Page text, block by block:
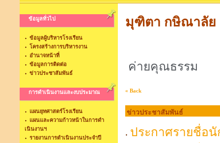
ข้อมูลทั่วไป
ข้อมูลผู้บริหารโรงเรียน
โครงสร้างการบริหารงาน
อำนาจหน้าที่
ข้อมูลการติดต่อ
ข่าวประชาสัมพันธ์
การดำเนินงานและงบประมาณ
แผนยุทศาสตร์โรงเรียน
แผนและความก้าวหน้าในการดำ
เนินงานฯ
รายงานการดำเนินงานประจำปี
มุฑิตา กษิณาลัย
ค่ายคุณธรรม
« Back
ข่าวประชาสัมพันธ์
ประกาศรายชื่อ